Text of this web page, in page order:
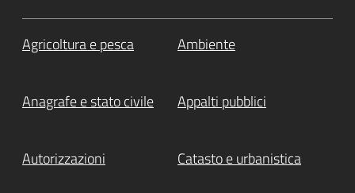
Agricoltura e pesca Ambiente
Anagrafe e stato civile Appalti pubblici
Autorizzazioni Catasto e urbanistica